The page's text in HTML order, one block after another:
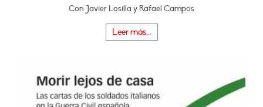
Con Javier Losilla y Rafael Campos
Leer más...